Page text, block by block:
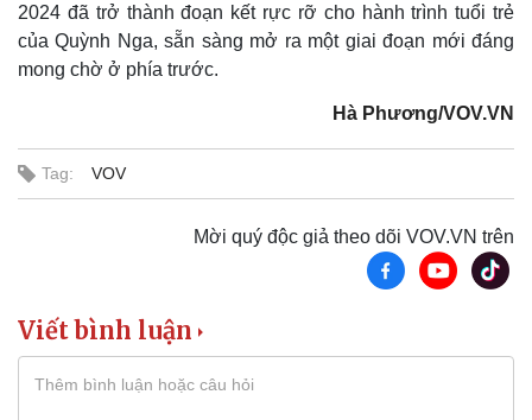
2024 đã trở thành đoạn kết rực rỡ cho hành trình tuổi trẻ
của Quỳnh Nga, sẵn sàng mở ra một giai đoạn mới đáng
mong chờ ở phía trước.
Hà Phương/VOV.VN
Tag: VOV
Mời quý độc giả theo dõi VOV.VN trên
Viết bình luận